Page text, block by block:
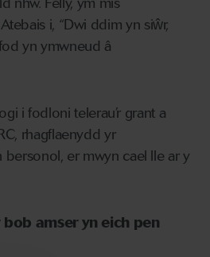
Atebais i, “Dwi ddim yn siŵr,
yn ymwneud â
ogi i fodloni telerau’r grant a
rhagflaenydd yr
er mwyn cael lle ar y
amser yn eich pen